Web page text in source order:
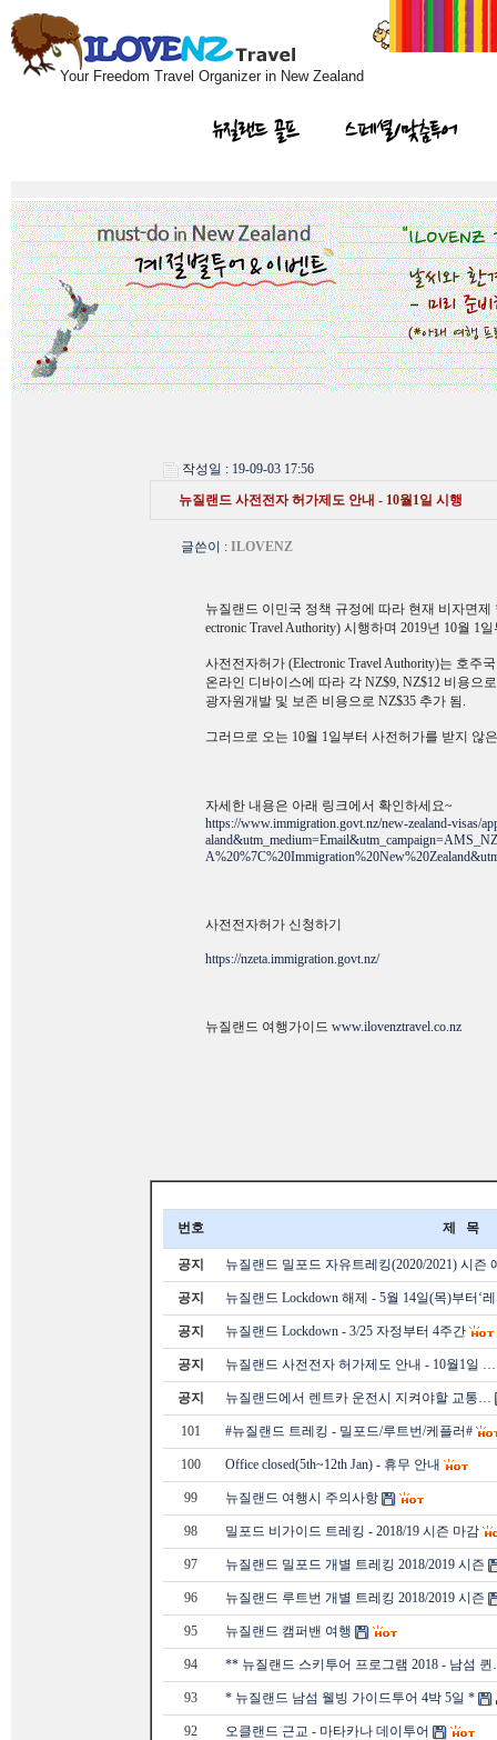
Your Freedom Travel Organizer in New Zealand
뉴질랜드 골프 스페셜/맞춤투어
작성일 : 19-09-03 17:56
뉴질랜드 사전전자 허가제도 안내 - 10월1일 시행
글쓴이 : ILOVENZ
뉴질랜드 이민국 정책 규정에 따라 현재 비자면
ectronic Travel Authority) 시행하며 2019년 10월 1
사전전자허가 (Electronic Travel Authority)는 호
온라인 디바이스에 따라 각 NZ$9, NZ$12 비용으
광자원개발 및 보존 비용으로 NZ$35 추가 됨.
그러므로 오는 10월 1일부터 사전허가를 받지 않
자세한 내용은 아래 링크에서 확인하세요~
https://www.immigration.govt.nz/new-zealand-visas/
사전전자허가 신청하기
https://nzeta.immigration.govt.nz/
뉴질랜드 여행가이드 www.ilovenztravel.co.nz
번호 제 목
공지 뉴질랜드 밀포드 자유트레킹(2020/2021) 시즌
공지 뉴질랜드 Lockdown 해제 - 5월 14일(목)부터‘
공지 뉴질랜드 Lockdown - 3/25 자정부터 4주간
공지 뉴질랜드 사전전자 허가제도 안내 - 10월1일 …
공지 뉴질랜드에서 렌트카 운전시 지켜야할 교통…
101 #뉴질랜드 트레킹 - 밀포드/루트번/케플러#
100 Office closed(5th~12th Jan) - 휴무 안내
99 뉴질랜드 여행시 주의사항
98 밀포드 비가이드 트레킹 - 2018/19 시즌 마감
97 뉴질랜드 밀포드 개별 트레킹 2018/2019 시즌
96 뉴질랜드 루트번 개별 트레킹 2018/2019 시즌
95 뉴질랜드 캠퍼밴 여행
94 ** 뉴질랜드 스키투어 프로그램 2018 - 남섬
93 * 뉴질랜드 남섬 웰빙 가이드투어 4박 5일 *
92 오클랜드 근교 - 마타카나 데이투어